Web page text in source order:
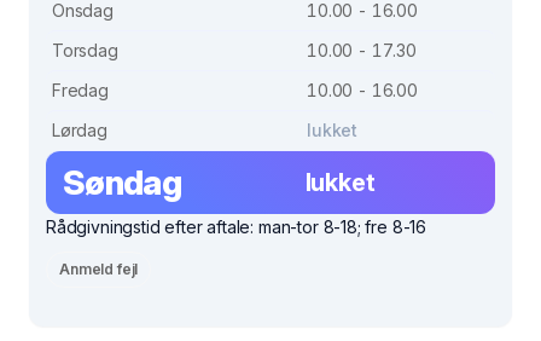
Onsdag
10.00 - 16.00
Torsdag
10.00 - 17.30
Fredag
10.00 - 16.00
Lørdag
lukket
Søndag lukket
Rådgivningstid efter aftale: man-tor 8-18; fre 8-16
Anmeld fejl